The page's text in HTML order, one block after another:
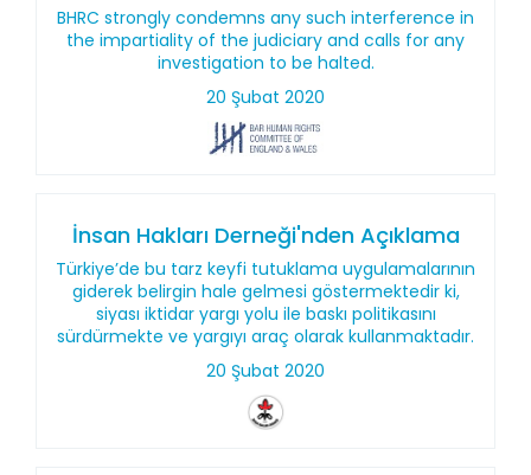
BHRC strongly condemns any such interference in
the impartiality of the judiciary and calls for any
investigation to be halted.
20 Şubat 2020
İnsan Hakları Derneği'nden Açıklama
Türkiye’de bu tarz keyfi tutuklama uygulamalarının
giderek belirgin hale gelmesi göstermektedir ki,
siyası iktidar yargı yolu ile baskı politikasını
sürdürmekte ve yargıyı araç olarak kullanmaktadır.
20 Şubat 2020